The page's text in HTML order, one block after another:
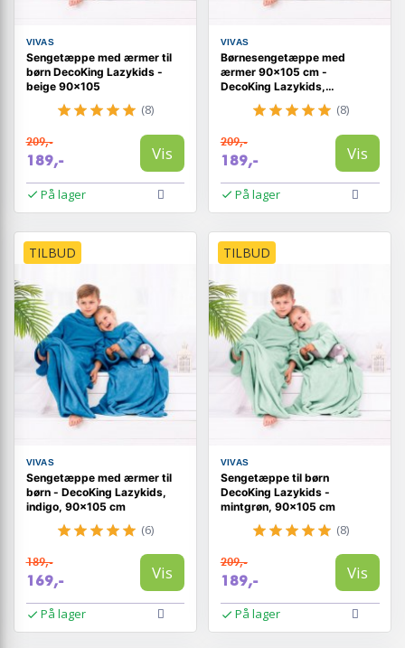
VIVAS
Sengetæppe med ærmer til
børn DecoKing Lazykids -
beige 90×105
(8)
209,-
189,- Vis
På lager
VIVAS
Børnesengetæppe med
ærmer 90×105 cm -
DecoKing Lazykids,
cremefarvet
(8)
209,-
189,- Vis
På lager
TILBUD
VIVAS
Sengetæppe med ærmer til
børn - DecoKing Lazykids,
indigo, 90×105 cm
(6)
189,-
169,- Vis
På lager
TILBUD
VIVAS
Sengetæppe til børn
DecoKing Lazykids -
mintgrøn, 90×105 cm
(8)
209,-
189,- Vis
På lager